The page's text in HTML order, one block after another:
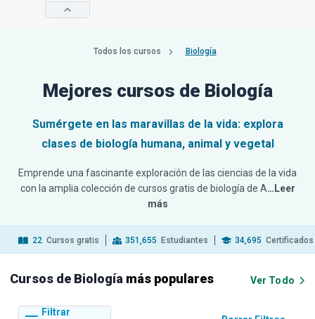
Todos los cursos Biología
Mejores cursos de Biología
Sumérgete en las maravillas de la vida: explora
clases de biología humana, animal y vegetal
Emprende una fascinante exploración de las ciencias de la vida
con la amplia colección de cursos gratis de biología de A…Leer
más
22 Cursos gratis 351,655 Estudiantes 34,695
Cursos de Biología más populares Ver Todo
Filtrar